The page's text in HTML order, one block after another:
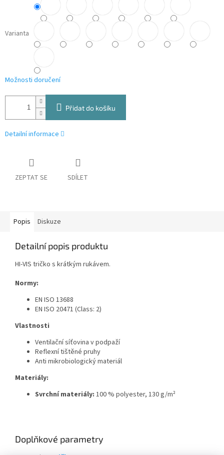
Varianta
Možnosti doručení
Přidat do košíku
Detailní informace
ZEPTAT SE SDÍLET
Popis Diskuze
Detailní popis produktu
HI-VIS tričko s krátkým rukávem.
Normy:
EN ISO 13688
EN ISO 20471 (Class: 2)
Vlastnosti
Ventilační síťovina v podpaží
Reflexní tištěné pruhy
Anti mikrobiologický materiál
Materiály:
Svrchní materiály: 100 % polyester, 130 g/m²
Doplňkové parametry